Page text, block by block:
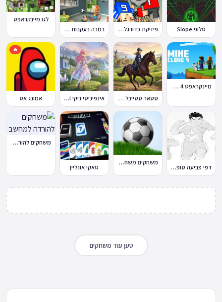
סלופ Slope פיזיקת כדורגל Soccer Physics במבה בעקבות החטיף החטוף 1
לגו מיינקראפט
מיינקראפט 4 קלון
סטאר סטייבל Star Stable Online
אינפיניטי ניקי Infinity Nikki
🔥
אמונג אס
דפי צביעה סופר סטרייקה
משחקים משחקי כדורגל במחשב וברשת
טאקי אונליין
משחקים להורדה למחשב
טען עוד משחקים